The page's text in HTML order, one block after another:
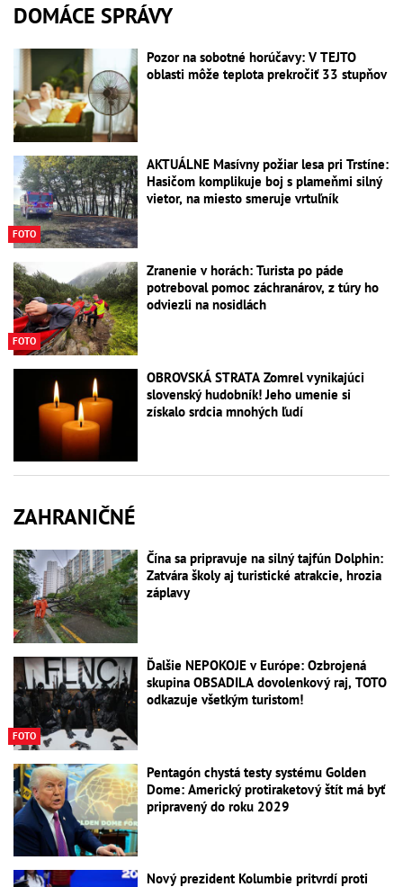
DOMÁCE SPRÁVY
Pozor na sobotné horúčavy: V TEJTO
oblasti môže teplota prekročiť 33 stupňov
FOTO
AKTUÁLNE Masívny požiar lesa pri Trstíne:
Hasičom komplikuje boj s plameňmi silný
vietor, na miesto smeruje vrtuľník
FOTO
Zranenie v horách: Turista po páde
potreboval pomoc záchranárov, z túry ho
odviezli na nosidlách
OBROVSKÁ STRATA Zomrel vynikajúci
slovenský hudobník! Jeho umenie si
získalo srdcia mnohých ľudí
ZAHRANIČNÉ
Čína sa pripravuje na silný tajfún Dolphin:
Zatvára školy aj turistické atrakcie, hrozia
záplavy
FOTO
Ďalšie NEPOKOJE v Európe: Ozbrojená
skupina OBSADILA dovolenkový raj, TOTO
odkazuje všetkým turistom!
Pentagón chystá testy systému Golden
Dome: Americký protiraketový štít má byť
pripravený do roku 2029
Nový prezident Kolumbie pritvrdí proti